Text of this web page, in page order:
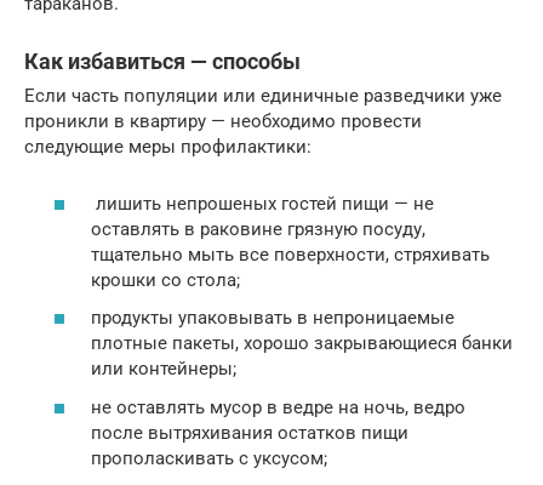
Как избавиться — способы
Если часть популяции или единичные разведчики уже
проникли в квартиру — необходимо провести
следующие меры профилактики:
лишить непрошеных гостей пищи — не
оставлять в раковине грязную посуду,
тщательно мыть все поверхности, стряхивать
крошки со стола;
продукты упаковывать в непроницаемые
плотные пакеты, хорошо закрывающиеся банки
или контейнеры;
не оставлять мусор в ведре на ночь, ведро
после вытряхивания остатков пищи
прополаскивать с уксусом;